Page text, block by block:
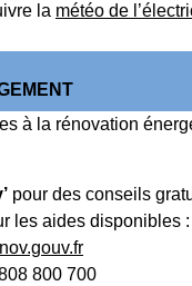
la météo de
à la rénovation
pour des conseils
les aides disponibles :
800 700